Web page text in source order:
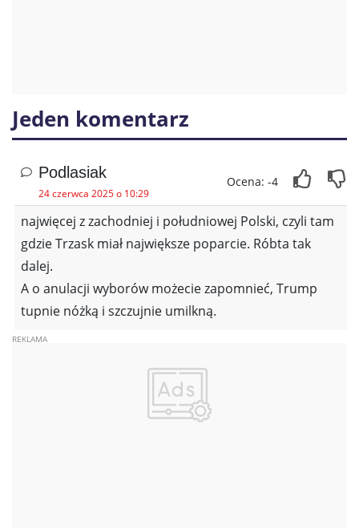
Jeden komentarz
Podlasiak
24 czerwca 2025 o 10:29
Ocena: -4
najwięcej z zachodniej i południowej Polski, czyli tam
gdzie Trzask miał największe poparcie. Róbta tak
dalej.
A o anulacji wyborów możecie zapomnieć, Trump
tupnie nóżką i szczujnie umilkną.